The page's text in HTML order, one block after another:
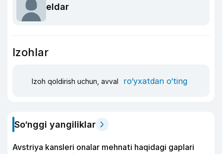
eldar
Izohlar
Izoh qoldirish uchun, avval ro‘yxatdan o‘ting
So‘nggi yangiliklar
Avstriya kansleri onalar mehnati haqidagi gaplari